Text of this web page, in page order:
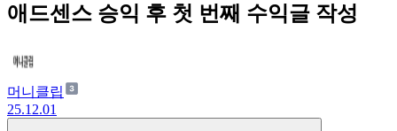
애드센스 승익 후 첫 번째 수익글 작성
머니클립
25.12.01